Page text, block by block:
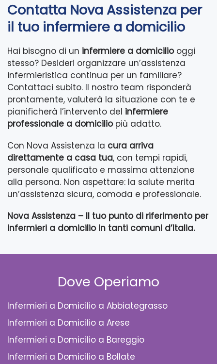
Contatta Nova Assistenza per
il tuo infermiere a domicilio
Hai bisogno di un infermiere a domiciliooggi
stesso? Desideri organizzare un’assistenza
infermieristica continua per un familiare?
Contattaci subito. Il nostro team risponderà
prontamente, valuterà la situazione con te e
pianificherà l’intervento del infermiere
professionale a domiciliopiù adatto.
Con Nova Assistenza la cura arriva
direttamente a casa tua, con tempi rapidi,
personale qualificato e massima attenzione
alla persona. Non aspettare: la salute merita
un’assistenza sicura, comoda e professionale.
Nova Assistenza – Il tuo punto di riferimento per
infermieri a domicilio in tanti comuni d’Italia.
Dove Operiamo
Infermieri a Domicilio a Abbiategrasso
Infermieri a Domicilio a Arese
Infermieri a Domicilio a Bareggio
Infermieri a Domicilio a Bollate